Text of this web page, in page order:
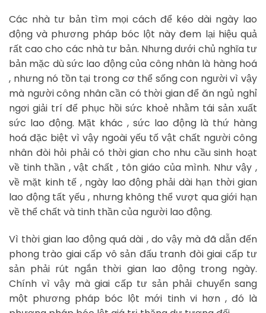
Các nhà tư bản tìm mọi cách để kéo dài ngày lao
động và phương pháp bóc lột này đem lại hiệu quả
rất cao cho các nhà tư bản. Nhưng dưới chủ nghĩa tư
bản mặc dù sức lao động của công nhân là hàng hoá
, nhưng nó tồn tại trong cơ thể sống con người vì vậy
mà người công nhân cần có thời gian để ăn ngủ nghỉ
ngơi giải trí để phục hồi sức khoẻ nhằm tái sản xuất
sức lao động. Mặt khác , sức lao động là thứ hàng
hoá đặc biệt vì vậy ngoài yếu tố vật chất người công
nhân đòi hỏi phải có thời gian cho nhu cầu sinh hoạt
về tinh thần , vật chất , tôn giáo của mình. Như vậy ,
về mặt kinh tế , ngày lao động phải dài hạn thời gian
lao động tất yếu , nhưng không thể vượt qua giới hạn
về thể chất và tinh thần của người lao động.
Vì thời gian lao động quá dài , do vậy mà đã dẫn đến
phong trào giai cấp vô sản đấu tranh đòi giai cấp tư
sản phải rút ngắn thời gian lao động trong ngày.
Chính vì vậy mà giai cấp tư sản phải chuyển sang
một phương pháp bóc lột mới tinh vi hơn , đó là